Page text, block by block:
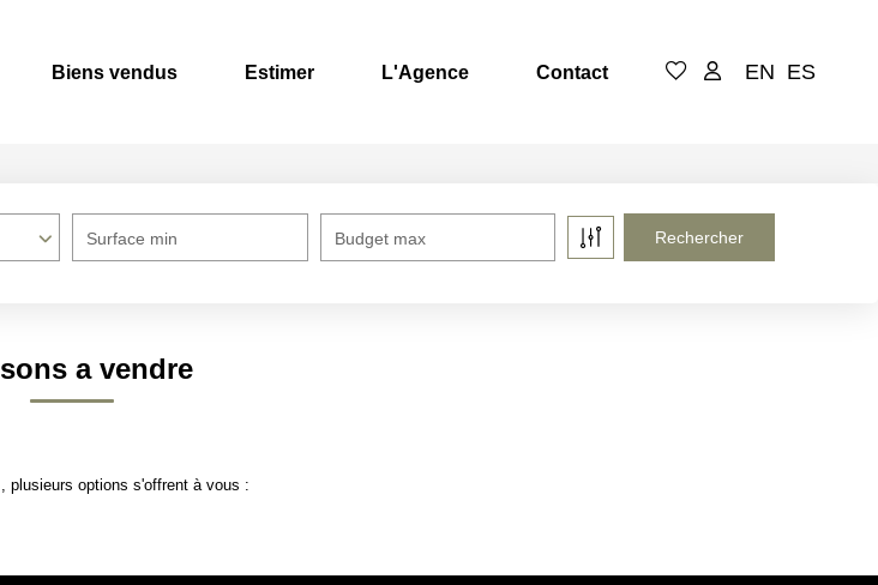
Biens vendus Estimer L'Agence Contact EN ES
Surface min Budget max
a vendre
plusieurs options s'offrent à vous :